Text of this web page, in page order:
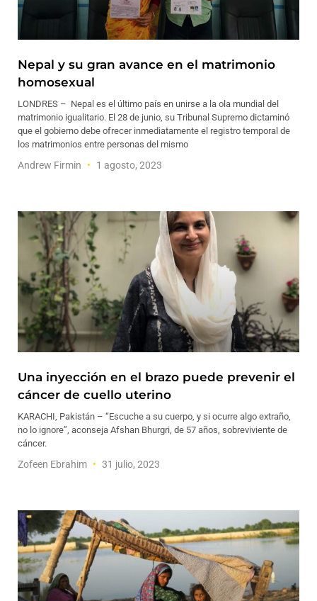
Nepal y su gran avance en el matrimonio
homosexual
LONDRES – Nepal es el último país en unirse a la ola mundial del
matrimonio igualitario. El 28 de junio, su Tribunal Supremo dictaminó
que el gobierno debe ofrecer inmediatamente el registro temporal de
los matrimonios entre personas del mismo
Andrew Firmin 1 agosto, 2023
Una inyección en el brazo puede prevenir el
cáncer de cuello uterino
KARACHI, Pakistán – “Escuche a su cuerpo, y si ocurre algo extraño,
no lo ignore”, aconseja Afshan Bhurgri, de 57 años, sobreviviente de
cáncer.
Zofeen Ebrahim 31 julio, 2023